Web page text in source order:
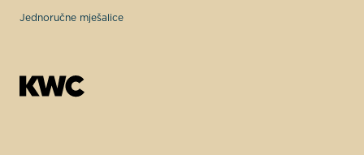
Jednoručne mješalice